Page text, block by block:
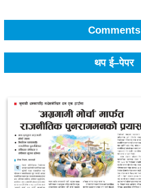
Comments
थप ई–पेपर